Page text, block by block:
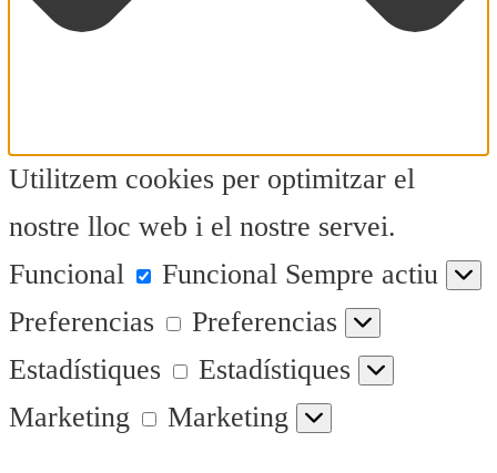
Utilitzem cookies per optimitzar el
nostre lloc web i el nostre servei.
Funcional
Funcional Sempre actiu
Preferencias
Preferencias
Estadístiques
Estadístiques
Marketing
Marketing